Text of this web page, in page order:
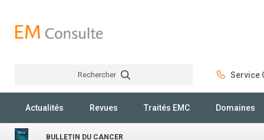
Rechercher Service
Actualités Revues Traités EMC Domaines
BULLETIN DU CANCER